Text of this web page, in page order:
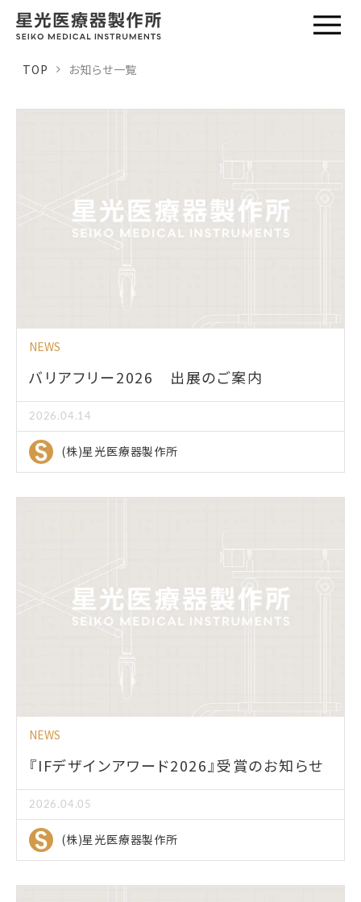
TOP お知らせ一覧
NEWS
バリアフリー2026 出展のご案内
2026.04.14
(株)星光医療器製作所
NEWS
『IFデザインアワード2026』受賞のお知らせ
2026.04.05
(株)星光医療器製作所